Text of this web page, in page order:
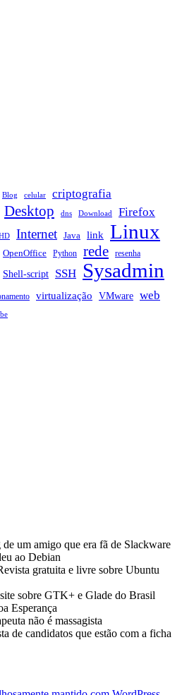
Blog celular criptografia
Desktop dns Download Firefox
Internet Java link Linux
OpenOffice Python rede resenha
Shell-script SSH Sysadmin
virtualização VMware web
um amigo que era fã de Slackware
ao Debian
gratuita e livre sobre Ubuntu
sobre GTK+ e Glade do Brasil
Esperança
não é massagista
de candidatos que estão com a ficha